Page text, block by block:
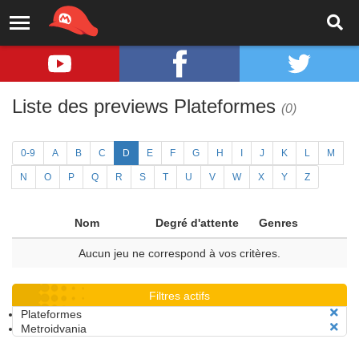
Liste des previews Plateformes (0)
0-9 A B C D E F G H J K L M
N O P Q R S T U V W X Y Z
Nom Degré d'attente Genres
Aucun jeu ne correspond à vos critères.
Filtres actifs
Plateformes
Metroidvania